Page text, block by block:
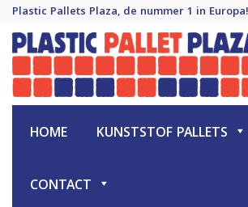
Plastic Pallets Plaza, de nummer 1 in Europa!
Plastic Pallet Plaza
Plastic Pallets Plaza, de nummer 1 in Europa!
HOME KUNSTSTOF PALLETS
CONTACT